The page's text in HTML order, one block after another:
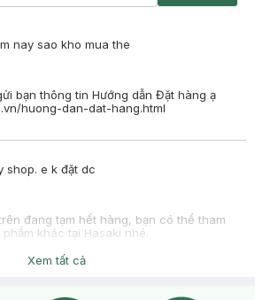
nay sao kho mua the
bạn thông tin Hướng dẫn Đặt hàng ạ
huong-dan-dat-hang.html
shop. e k đặt dc
đang tạm hết hàng, bạn có thể tham
khác tại Hasaki nhé.
Xem tất cả